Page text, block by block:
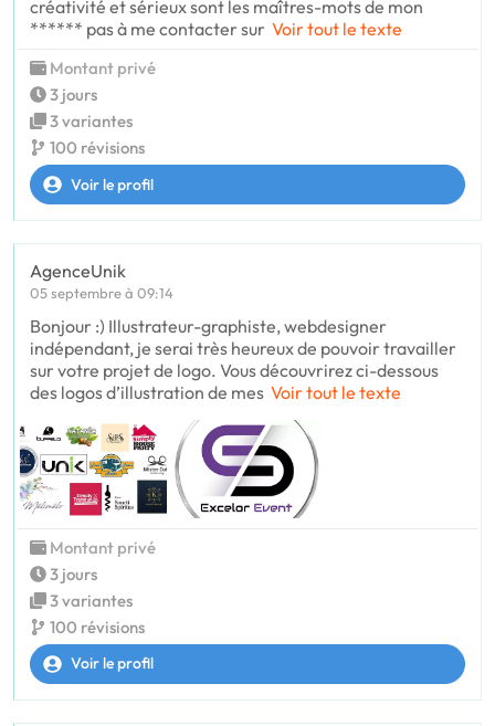
créativité et sérieux sont les maîtres-mots de mon
****** pas à me contacter sur Voir tout le texte
Montant privé
3 jours
3 variantes
100 révisions
Voir le profil
AgenceUnik
05 septembre à 09:14
Bonjour :) Illustrateur-graphiste, webdesigner
indépendant, je serai très heureux de pouvoir travailler
sur votre projet de logo. Vous découvrirez ci-dessous
des logos d’illustration de mes Voir tout le texte
Montant privé
3 jours
3 variantes
100 révisions
Voir le profil